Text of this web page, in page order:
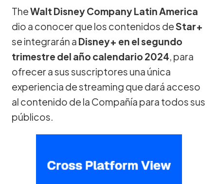
TheWalt Disney Company Latin America
dio a conocer que los contenidos deStar+
se integrarán a Disney+ en el segundo
trimestre del año calendario 2024, para
ofrecer a sus suscriptores una única
experiencia de streaming que dará acceso
al contenido de la Compañía para todos sus
públicos.